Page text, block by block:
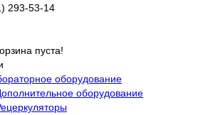
293-53-14
пуста!
оборудование
оборудование